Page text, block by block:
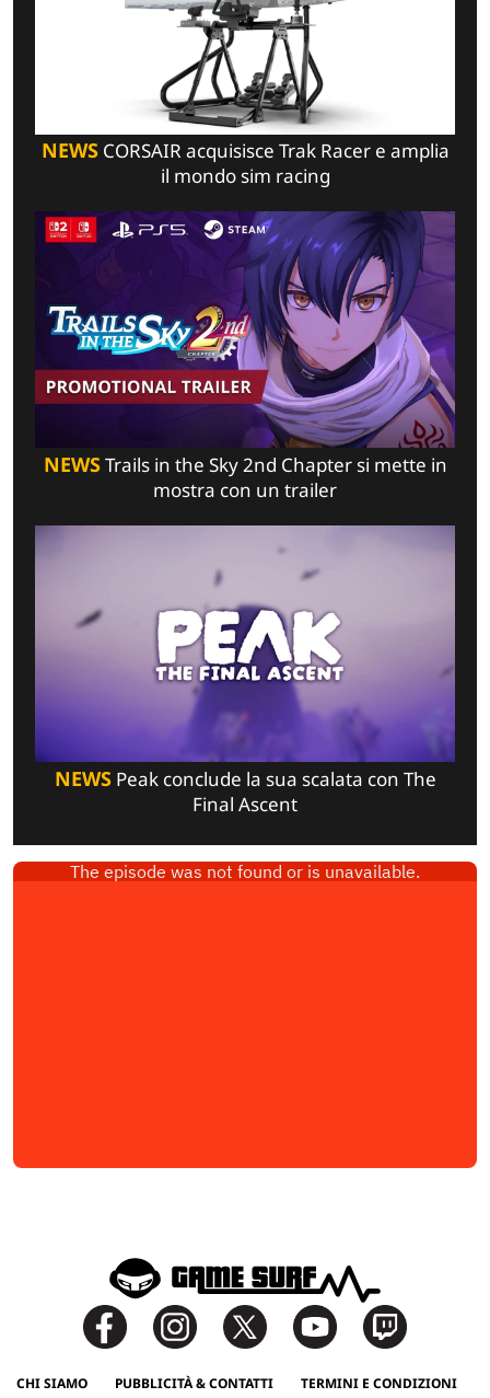
NEWSCORSAIR acquisisce Trak Racer e amplia
il mondo sim racing
NEWSTrails in the Sky 2nd Chapter si mette in
mostra con un trailer
NEWSPeak conclude la sua scalata con The
Final Ascent
CHI SIAMO PUBBLICITÀ & CONTATTI TERMINI E CONDIZIONI